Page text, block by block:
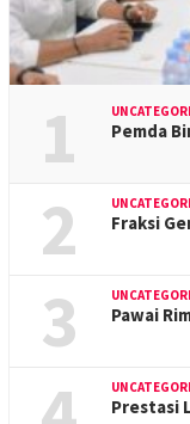
1 Pemda
2 Fraksi
3 Pawai
Prestasi